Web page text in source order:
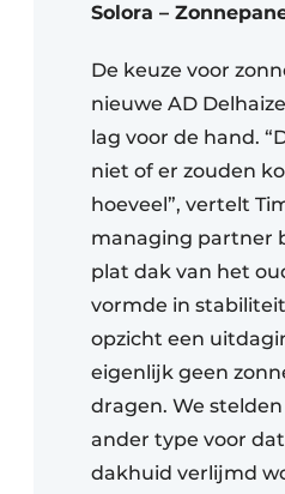
Solora –
De keuze voor
nieuwe AD
lag voor de hand.
niet of er zouden
hoeveel”, vertelt
managing partner
plat dak van het
vormde in
opzicht een
eigenlijk geen
dragen. We
ander type voor
dakhuid verlijmd